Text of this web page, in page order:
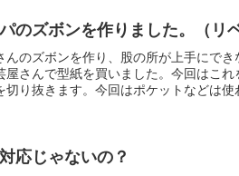
のズボンを作りました。（
んのズボンを作り、股の所が上手にで
屋さんで型紙を買いました。今回はこ
切り抜きます。今回はポケットなどは使
応じゃないの？